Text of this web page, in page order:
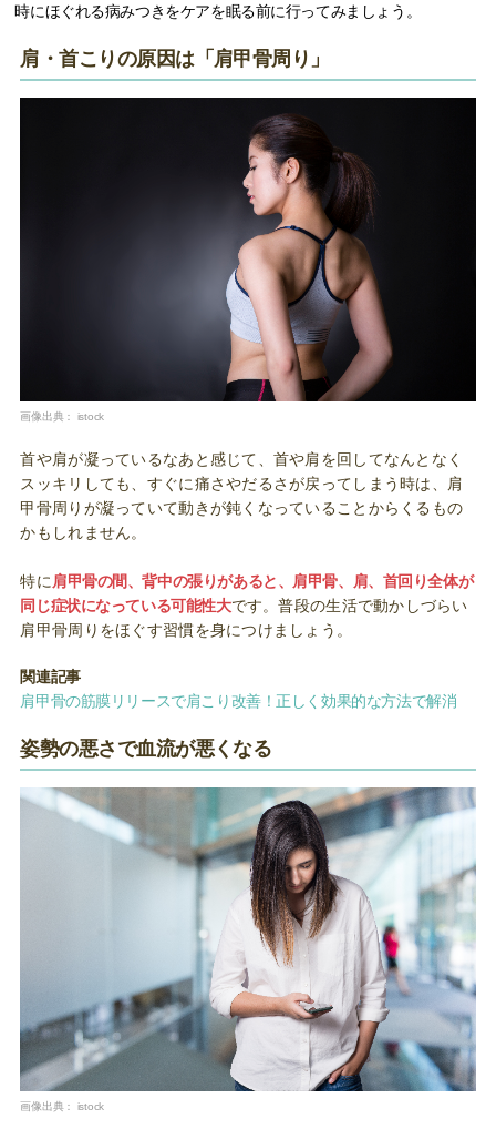
時にほぐれる病みつきをケアを眠る前に行ってみましょう。
肩・首こりの原因は「肩甲骨周り」
画像出典： istock
首や肩が凝っているなあと感じて、首や肩を回してなんとなく
スッキリしても、すぐに痛さやだるさが戻ってしまう時は、肩
甲骨周りが凝っていて動きが鈍くなっていることからくるもの
かもしれません。
特に肩甲骨の間、背中の張りがあると、肩甲骨、肩、首回り全体が
同じ症状になっている可能性大です。普段の生活で動かしづらい
肩甲骨周りをほぐす習慣を身につけましょう。
関連記事
肩甲骨の筋膜リリースで肩こり改善！正しく効果的な方法で解消
姿勢の悪さで血流が悪くなる
画像出典： istock